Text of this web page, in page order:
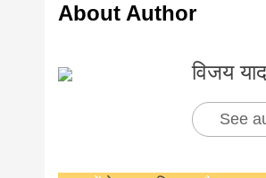
About Author
विजय
See